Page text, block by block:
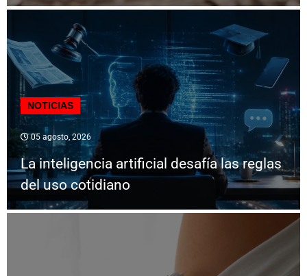
NOTICIAS
05 agosto, 2026
La inteligencia artificial desafía las reglas
del uso cotidiano